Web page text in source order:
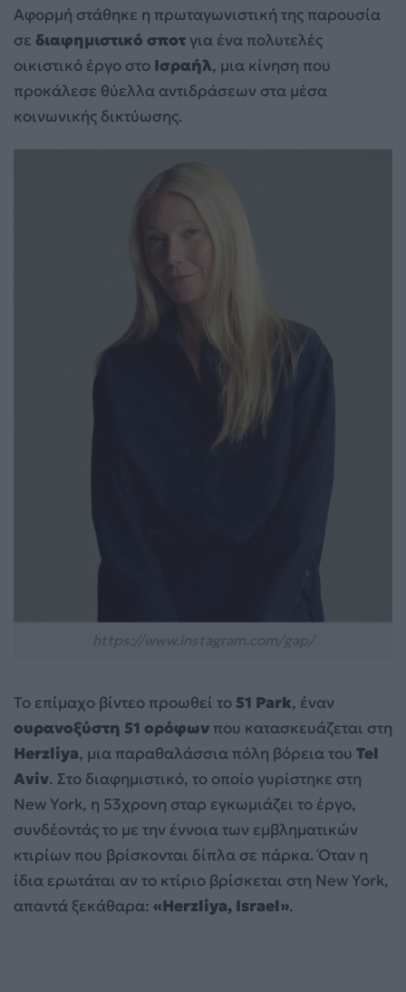
Αφορμή στάθηκε η πρωταγωνιστική της παρουσία
σε διαφημιστικό σποτ για ένα πολυτελές
οικιστικό έργο στο Ισραήλ, μια κίνηση που
προκάλεσε θύελλα αντιδράσεων στα μέσα
κοινωνικής δικτύωσης.
Το επίμαχο βίντεο προωθεί το 51 Park, έναν
ουρανοξύστη 51 ορόφων που κατασκευάζεται στη
Herzliya, μια παραθαλάσσια πόλη βόρεια του Tel
Aviv. Στο διαφημιστικό, το οποίο γυρίστηκε στη
New York, η 53χρονη σταρ εγκωμιάζει το έργο,
συνδέοντάς το με την έννοια των εμβληματικών
κτιρίων που βρίσκονται δίπλα σε πάρκα. Όταν η
ίδια ερωτάται αν το κτίριο βρίσκεται στη New York,
απαντά ξεκάθαρα: «Herzliya, Israel».